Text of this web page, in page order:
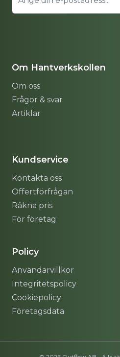
Om Hantverkskollen
Om oss
Frågor & svar
Artiklar
Kundservice
Kontakta oss
Offertförfrågan
Räkna pris
För företag
Policy
Användarvillkor
Integritetspolicy
Cookiepolicy
Företagsdata